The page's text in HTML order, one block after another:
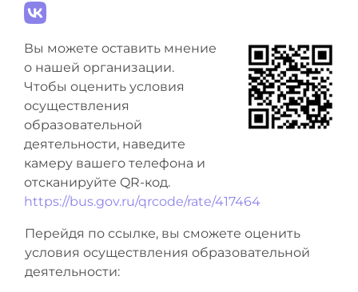
Вы можете оставить мнение
о нашей организации.
Чтобы оценить условия
осуществления
образовательной
деятельности, наведите
камеру вашего телефона и
отсканируйте QR-код.
https://bus.gov.ru/qrcode/rate/417464
Перейдя по ссылке, вы сможете оценить
условия осуществления образовательной
деятельности: